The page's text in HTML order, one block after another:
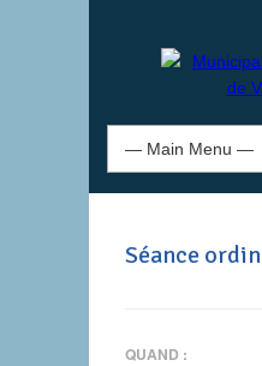
Séance
QUAND :